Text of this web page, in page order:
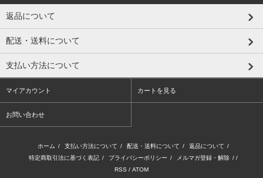
返品について
配送・送料について
支払い方法について
マイアカウント カートを見る
お問い合わせ
ホーム / 支払い方法について / 配送・送料について / 返品について /
特定商取引法に基づく表記 / プライバシーポリシー / メルマガ登録・解除 / /
RSS / ATOM